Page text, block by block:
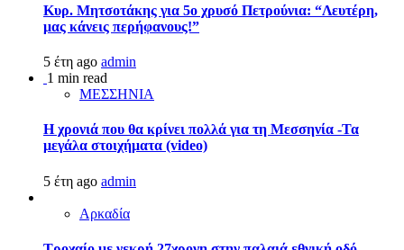
Κυρ. Μητσοτάκης για 5ο χρυσό Πετρούνια: “Λευτέρη,
μας κάνεις περήφανους!”
5 έτη ago admin
1 min read
ΜΕΣΣΗΝΙΑ
Η χρονιά που θα κρίνει πολλά για τη Μεσσηνία -Τα
μεγάλα στοιχήματα (video)
5 έτη ago admin
Αρκαδία